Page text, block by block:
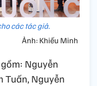
các tác giả.
Ảnh: Khiếu Minh
Nguyễn
Tuấn, Nguyễn